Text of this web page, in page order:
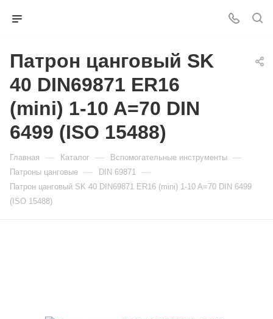
Патрон цанговый SK
40 DIN69871 ER16
(mini) 1-10 A=70 DIN
6499 (ISO 15488)
Главная — Каталог — Вспомогательные инструменты —
Патроны цанговые — DIN 69871 —
Патрон цанговый SK 40 DIN69871 ER16 (mini) 1-10 A=70 DIN 6499
(ISO 15488)